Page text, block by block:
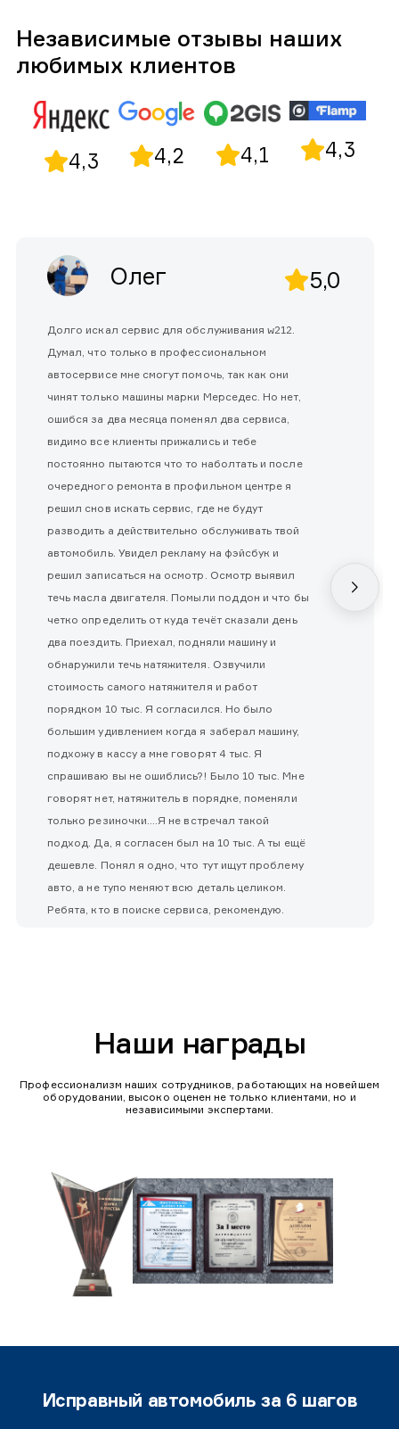
Независимые отзывы наших
любимых клиентов
4,3 4,2 4,1 4,3
Олег 5,0
Долго искал сервис для обслуживания w212.
Думал, что только в профессиональном
автосервисе мне смогут помочь, так как они
чинят только машины марки Мерседес. Но нет,
ошибся за два месяца поменял два сервиса,
видимо все клиенты прижались и тебе
постоянно пытаются что то наболтать и после
очередного ремонта в профильном центре я
решил снов искать сервис, где не будут
разводить а действительно обслуживать твой
автомобиль. Увидел рекламу на фэйсбук и
решил записаться на осмотр. Осмотр выявил
течь масла двигателя. Помыли поддон и что бы
четко определить от куда течёт сказали день
два поездить. Приехал, подняли машину и
обнаружили течь натяжителя. Озвучили
стоимость самого натяжителя и работ
порядком 10 тыс. Я согласился. Но было
большим удивлением когда я заберал машину,
подхожу в кассу а мне говорят 4 тыс. Я
спрашиваю вы не ошиблись?! Было 10 тыс. Мне
говорят нет, натяжитель в порядке, поменяли
только резиночки....Я не встречал такой
подход. Да, я согласен был на 10 тыс. А ты ещё
дешевле. Понял я одно, что тут ищут проблему
авто, а не тупо меняют всю деталь целиком.
Ребята, кто в поиске сервиса, рекомендую.
Наши награды
Профессионализм наших сотрудников, работающих на новейшем
оборудовании, высоко оценен не только клиентами, но и
независимыми экспертами.
Исправный автомобиль за 6 шагов